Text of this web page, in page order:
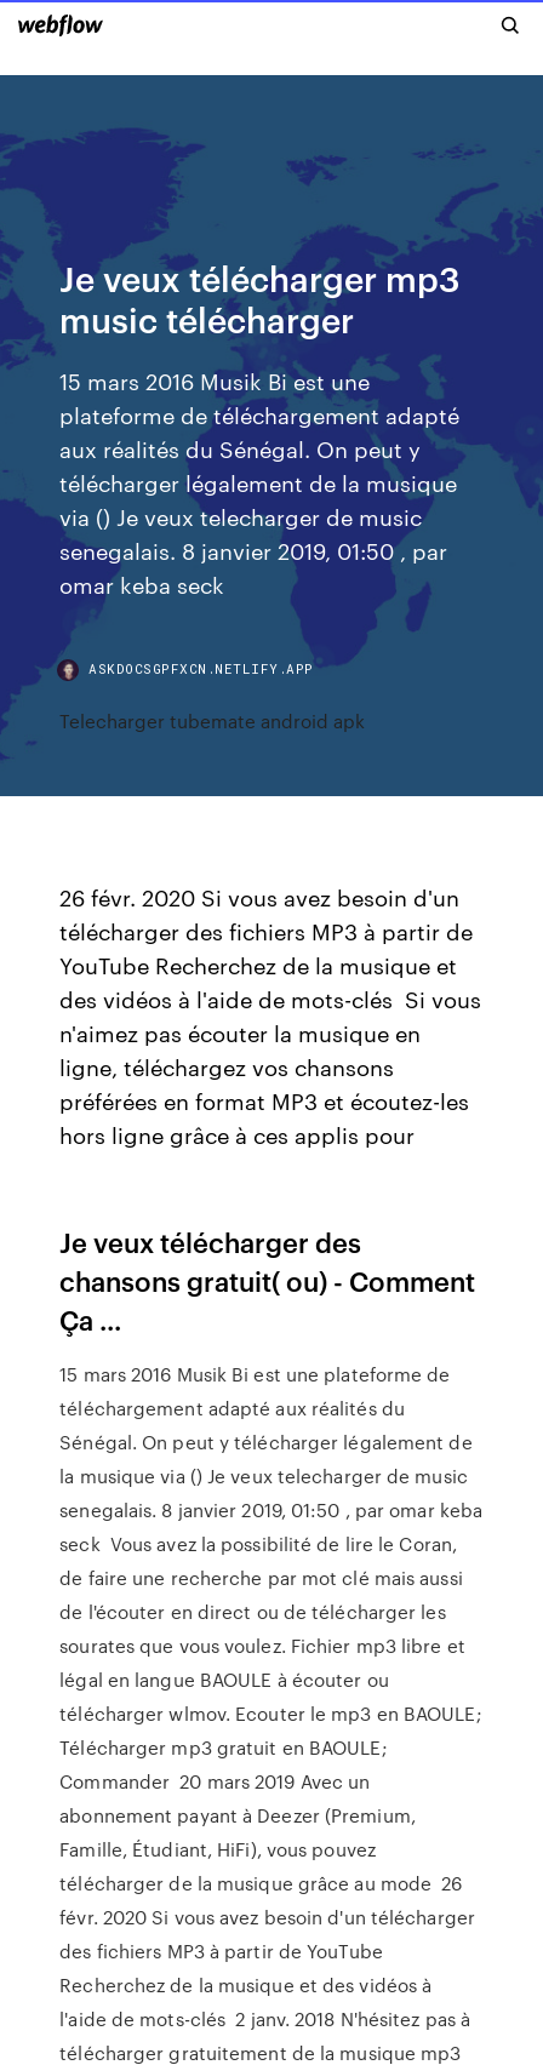
Je veux télécharger mp3
music télécharger
15 mars 2016 Musik Bi est une
plateforme de téléchargement adapté
aux réalités du Sénégal. On peut y
télécharger légalement de la musique
via () Je veux telecharger de music
senegalais. 8 janvier 2019, 01:50 , par
omar keba seck
ASKDOCSGPFXCN.NETLIFY.APP
Telecharger tubemate android apk
26 févr. 2020 Si vous avez besoin d'un
télécharger des fichiers MP3 à partir de
YouTube Recherchez de la musique et
des vidéos à l'aide de mots-clés Si vous
n'aimez pas écouter la musique en
ligne, téléchargez vos chansons
préférées en format MP3 et écoutez-les
hors ligne grâce à ces applis pour
Je veux télécharger des
chansons gratuit( ou) - Comment
Ça ...
15 mars 2016 Musik Bi est une plateforme de
téléchargement adapté aux réalités du
Sénégal. On peut y télécharger légalement de
la musique via () Je veux telecharger de music
senegalais. 8 janvier 2019, 01:50 , par omar keba
seck Vous avez la possibilité de lire le Coran,
de faire une recherche par mot clé mais aussi
de l'écouter en direct ou de télécharger les
sourates que vous voulez. Fichier mp3 libre et
légal en langue BAOULE à écouter ou
télécharger wlmov. Ecouter le mp3 en BAOULE;
Télécharger mp3 gratuit en BAOULE;
Commander 20 mars 2019 Avec un
abonnement payant à Deezer (Premium,
Famille, Étudiant, HiFi), vous pouvez
télécharger de la musique grâce au mode 26
févr. 2020 Si vous avez besoin d'un télécharger
des fichiers MP3 à partir de YouTube
Recherchez de la musique et des vidéos à
l'aide de mots-clés 2 janv. 2018 N'hésitez pas à
télécharger gratuitement de la musique mp3